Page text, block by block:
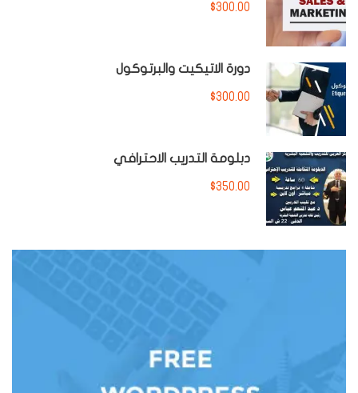
$300.00
دورة الاتيكيت والبرتوكول
$300.00
دبلومة التدريب الاحترافي
$350.00